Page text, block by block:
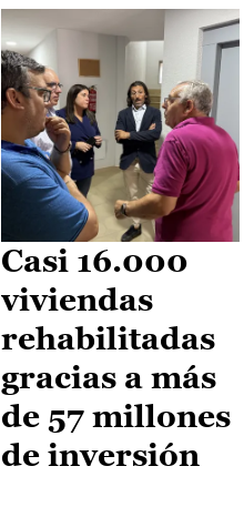
Casi 16.000
viviendas
rehabilitadas
gracias a más
de 57 millones
de inversión